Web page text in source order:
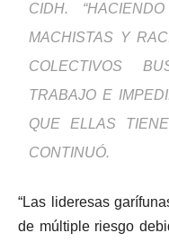
CIDH.
MACHISTAS Y
COLECTIVOS
TRABAJO E
QUE ELLAS
CONTINUÓ.
“Las lideresas
de múltiple riesgo